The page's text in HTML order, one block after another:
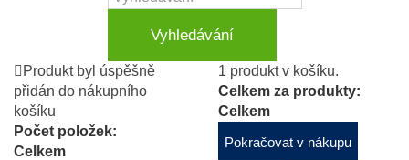
Vyhledávání
Produkt byl úspěšně
přidán do nákupního
košíku
Počet položek:
Celkem
1 produkt v košíku.
Celkem za produkty:
Celkem
Pokračovat v nákupu